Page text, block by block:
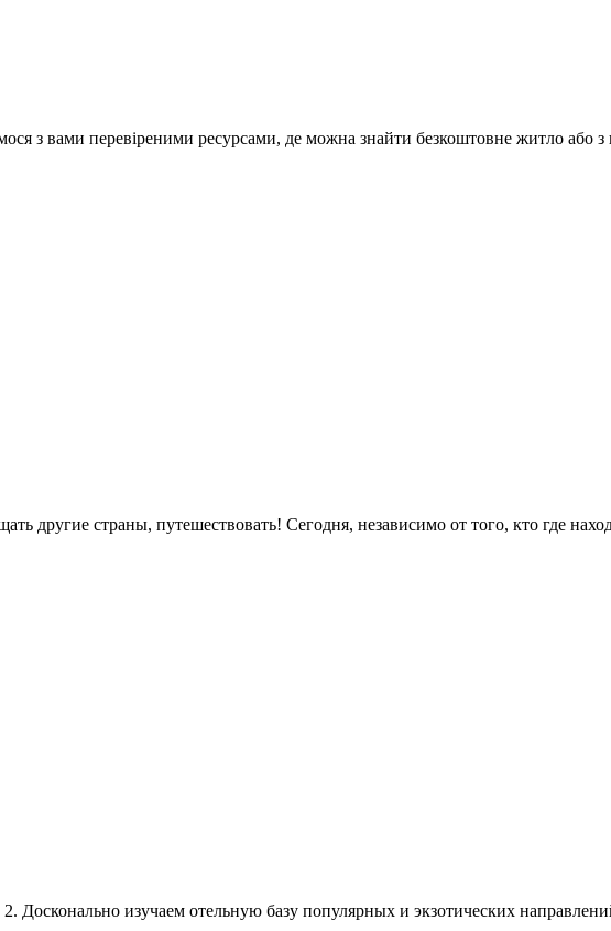
з вами перевіреними ресурсами, де можна знайти безкоштовне житло
другие страны, путешествовать! Сегодня, независимо от того, кто где
Досконально изучаем отельную базу популярных и экзотических